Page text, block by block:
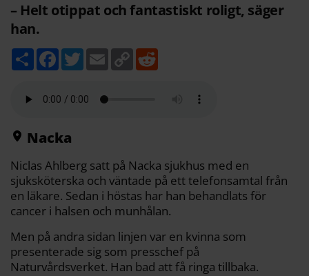
– Helt otippat och fantastiskt roligt, säger
han.
D
e
F
b
T
w
t
E
m
C
o
Nacka
Niclas Ahlberg satt på Nacka sjukhus med en
sjuksköterska och väntade på ett telefonsamtal från
en läkare. Sedan i höstas har han behandlats för
cancer i halsen och munhålan.
Men på andra sidan linjen var en kvinna som
presenterade sig som presschef på
Naturvårdsverket. Han bad att få ringa tillbaka.